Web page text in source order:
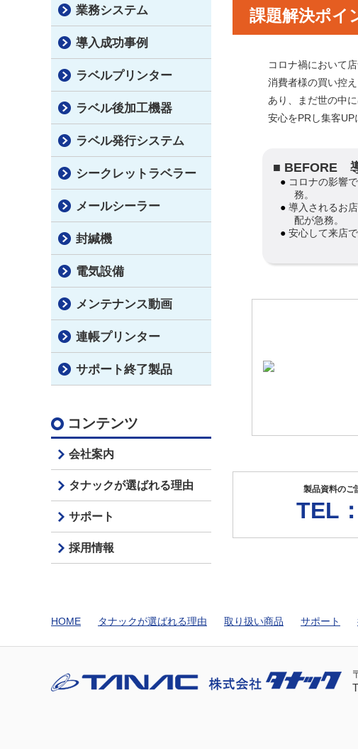
業務システム
導入成功事例
ラベルプリンター
ラベル後加工機器
ラベル発行システム
シークレットラベラー
メールシーラー
封緘機
電気設備
メンテナンス動画
連帳プリンター
サポート終了製品
コンテンツ
会社案内
タナックが選ばれる理由
サポート
採用情報
課題解決ポイ
コロナ禍において
消費者様の買い控
あり、まだ世の中
安心をPRし集客UP
■ BEFORE
● コロナの影響で来店客が減少、新たな感染防止対策が急
務。
● 導入されるお店側も満足する安心安全、確かな製品の手
配が急務。
● 安心して来店
製品資料のご
TEL
HOME タナックが選ばれる理由 取り扱い商品 サポート